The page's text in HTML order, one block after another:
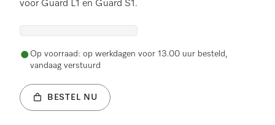
voor Guard L1 en Guard S1.
Op voorraad: op werkdagen voor 13.00 uur besteld,
vandaag verstuurd
BESTEL NU